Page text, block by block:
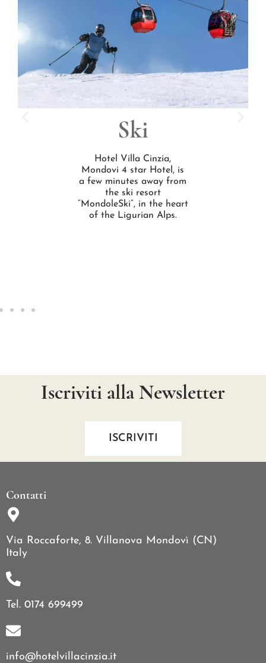
Ski
Hotel Villa Cinzia,
Mondovi 4 star Hotel, is
a few minutes away from
the ski resort
“MondoleSki”, in the heart
of the Ligurian Alps.
Iscriviti alla Newsletter
ISCRIVITI
Contatti
Via Roccaforte, 8. Villanova Mondovì (CN)
Italy
Tel. 0174 699499
info@hotelvillacinzia.it